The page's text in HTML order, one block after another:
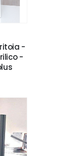
-
-